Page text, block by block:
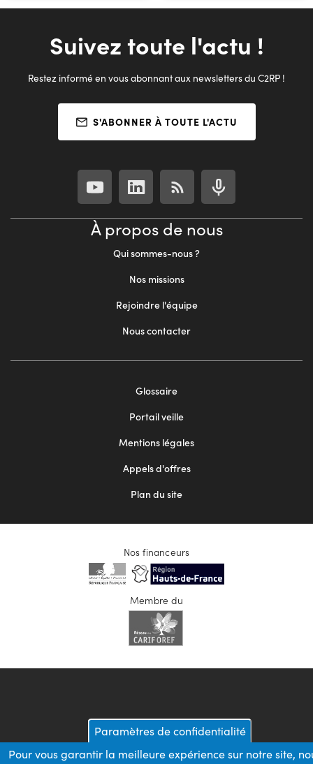
Suivez toute l'actu !
Restez informé en vous abonnant aux newsletters du C2RP !
S'ABONNER À TOUTE L'ACTU
À propos de nous
Qui sommes-nous ?
Nos missions
Rejoindre l'équipe
Nous contacter
Glossaire
Portail veille
Mentions légales
Appels d'offres
Plan du site
Nos financeurs
Membre du
Paramètres de confidentialité
Pour vous garantir la meilleure expérience sur notre site,